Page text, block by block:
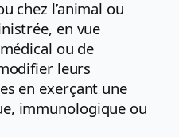
chez l’animal ou
en vue
ou de
leurs
en exerçant une
immunologique ou